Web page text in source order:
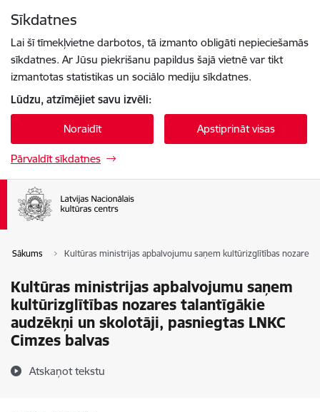
Sīkdatnes
Lai šī tīmekļvietne darbotos, tā izmanto obligāti nepieciešamās
sīkdatnes. Ar Jūsu piekrišanu papildus šajā vietnē var tikt
izmantotas statistikas un sociālo mediju sīkdatnes.
Lūdzu, atzīmējiet savu izvēli:
Noraidīt Apstiprināt visas
Pārvaldīt sīkdatnes
Sākums Kultūras ministrijas apbalvojumu saņem kultūrizglītības nozares
Kultūras ministrijas apbalvojumu saņem
kultūrizglītības nozares talantīgākie
audzēkņi un skolotāji, pasniegtas LNKC
Cimzes balvas
Atskaņot tekstu